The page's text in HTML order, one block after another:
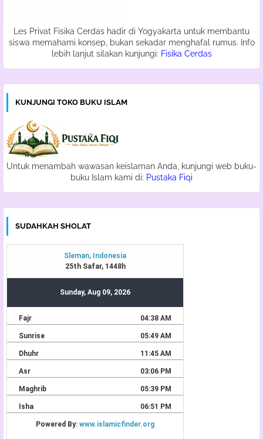
Les Privat Fisika Cerdas hadir di Yogyakarta untuk membantu
siswa memahami konsep, bukan sekadar menghafal rumus. Info
lebih lanjut silakan kunjungi: Fisika Cerdas
KUNJUNGI TOKO BUKU ISLAM
Untuk menambah wawasan keislaman Anda, kunjungi web buku-
buku Islam kami di: Pustaka Fiqi
SUDAHKAH SHOLAT